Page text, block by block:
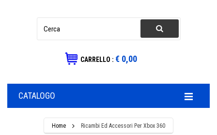
CARRELLO : € 0,00
CATALOGO
Home Ricambi Ed Accessori Per Xbox 360